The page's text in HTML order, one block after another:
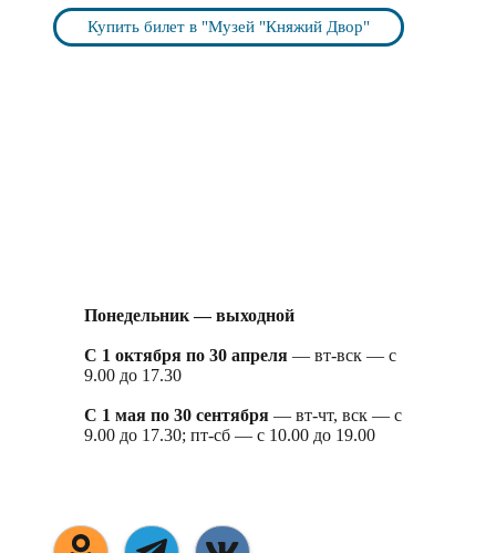
Купить билет в "Музей "Княжий Двор"
Понедельник — выходной
С 1 октября по 30 апреля — вт-вск — с
9.00 до 17.30
С 1 мая по 30 сентября — вт-чт, вск — с
9.00 до 17.30; пт-сб — с 10.00 до 19.00